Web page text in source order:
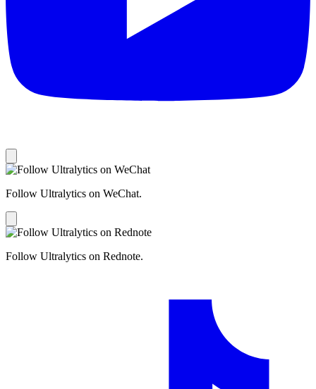
Follow Ultralytics on WeChat.
Follow Ultralytics on Rednote.